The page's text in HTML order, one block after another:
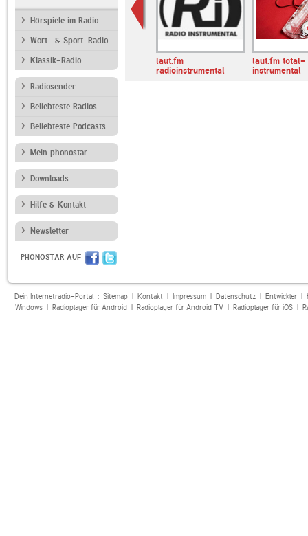
Hörspiele im Radio
Wort- & Sport-Radio
Klassik-Radio
Radiosender
Beliebteste Radios
Beliebteste Podcasts
Mein phonostar
Downloads
Hilfe & Kontakt
Newsletter
PHONOSTAR AUF
Peaceful Currents
Radio
laut.fm
radioinstrumental
laut.fm total-
instrumental
Dein Internetradio-Portal : Sitemap| Kontakt| Impressum| Datenschutz| Entwickler|
Windows| Radioplayer für Android| Radioplayer für Android TV| Radioplayer für iOS|